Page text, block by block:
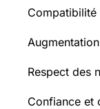
Compatibilité
Respect des
Confiance et